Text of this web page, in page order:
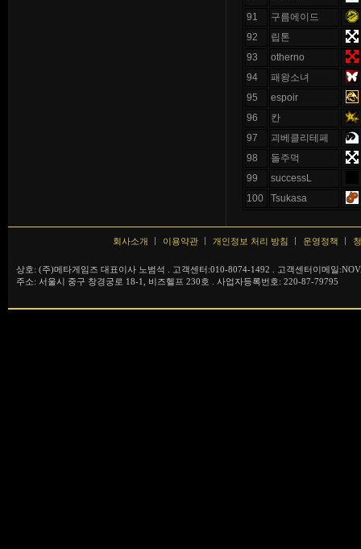
91
구름에이드
92
립톤
93
otherno
94
패왕소녀
95
espoir
96
칸
97
괴베클리테페
98
돌주먹
99
successL
100
Tsukasa
회사소개 이용약관 개인정보 처리 방침 운영정책
상호: (주)메타게임즈 대표이사 노범석 . 고객센터:010-8074-1492 . 고객센터이메일
주소: 서울시 중구 창경궁로 18-1, 비즈헬프 230호 . 사업자등록번호: 220-87-79795